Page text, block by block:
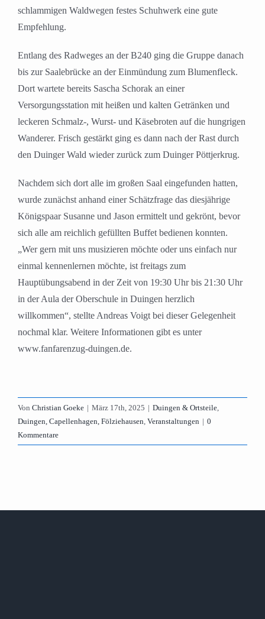
schlammigen Waldwegen festes Schuhwerk eine gute
Empfehlung.
Entlang des Radweges an der B240 ging die Gruppe danach
bis zur Saalebrücke an der Einmündung zum Blumenfleck.
Dort wartete bereits Sascha Schorak an einer
Versorgungsstation mit heißen und kalten Getränken und
leckeren Schmalz-, Wurst- und Käsebroten auf die hungrigen
Wanderer. Frisch gestärkt ging es dann nach der Rast durch
den Duinger Wald wieder zurück zum Duinger Pöttjerkrug.
Nachdem sich dort alle im großen Saal eingefunden hatten,
wurde zunächst anhand einer Schätzfrage das diesjährige
Königspaar Susanne und Jason ermittelt und gekrönt, bevor
sich alle am reichlich gefüllten Buffet bedienen konnten.
„Wer gern mit uns musizieren möchte oder uns einfach nur
einmal kennenlernen möchte, ist freitags zum
Hauptübungsabend in der Zeit von 19:30 Uhr bis 21:30 Uhr
in der Aula der Oberschule in Duingen herzlich
willkommen“, stellte Andreas Voigt bei dieser Gelegenheit
nochmal klar. Weitere Informationen gibt es unter
www.fanfarenzug-duingen.de.
Von Christian Goeke | März 17th, 2025 | Duingen & Ortsteile,
Duingen, Capellenhagen, Fölziehausen, Veranstaltungen | 0
Kommentare